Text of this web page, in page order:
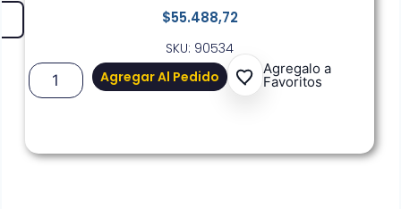
$55.488,72
SKU: 90534
Agregar Al Pedido
Agregalo a
Favoritos